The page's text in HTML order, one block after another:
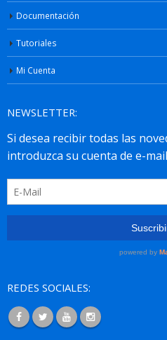
Documentación
Tutoriales
Mi Cuenta
NEWSLETTER:
REDES SOCIALES: